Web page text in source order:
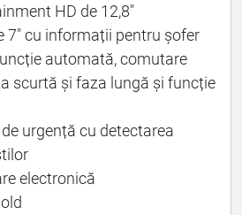
HD de 12,8"
7" cu informații pentru șofer
automată, comutare
scurtă și faza lungă și funcție
urgență cu detectarea
electronică